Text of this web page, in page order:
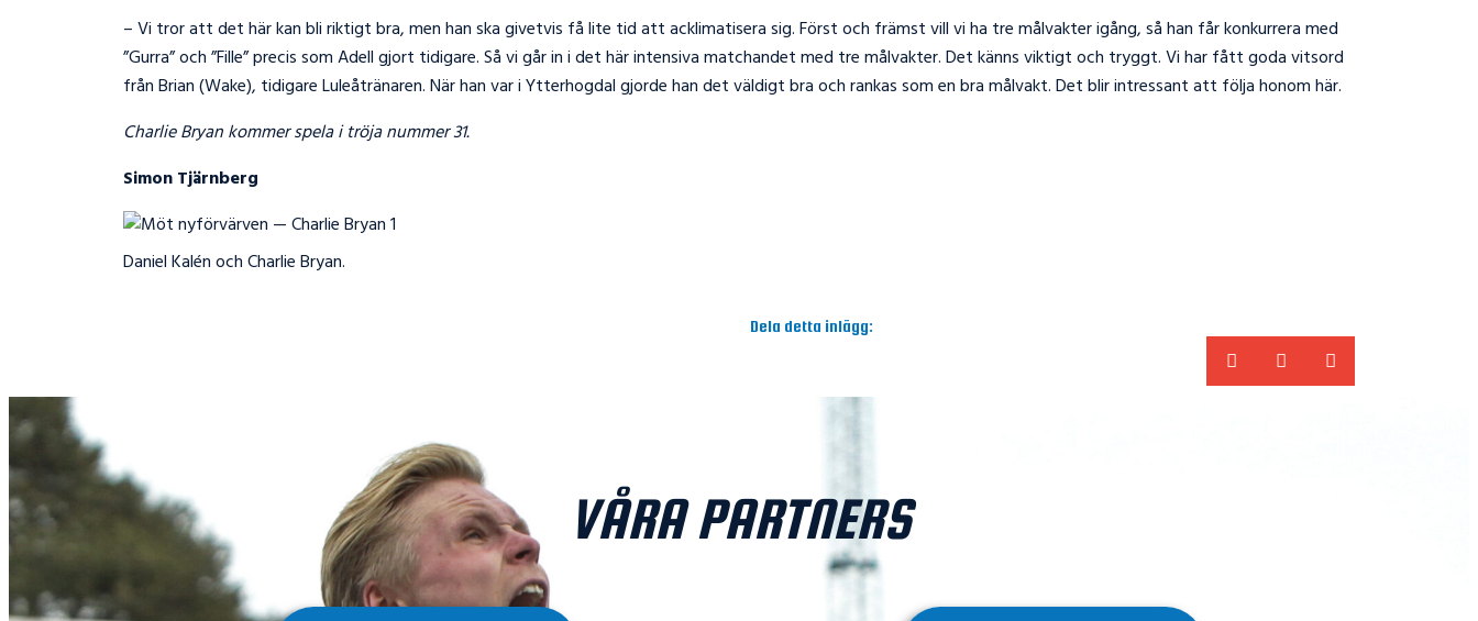
– Vi tror att det här kan bli riktigt bra, men han ska givetvis få lite tid att acklimatisera sig. Först och främst vill vi ha tre målvakter igång, så han får konkurrera med
”Gurra” och ”Fille” precis som Adell gjort tidigare. Så vi går in i det här intensiva matchandet med tre målvakter. Det känns viktigt och tryggt. Vi har fått goda vitsord
från Brian (Wake), tidigare Luleåtränaren. När han var i Ytterhogdal gjorde han det väldigt bra och rankas som en bra målvakt. Det blir intressant att följa honom här.
Charlie Bryan kommer spela i tröja nummer 31.
Simon Tjärnberg
Daniel Kalén och Charlie Bryan.
Dela detta inlägg:
VÅRA PARTNERS